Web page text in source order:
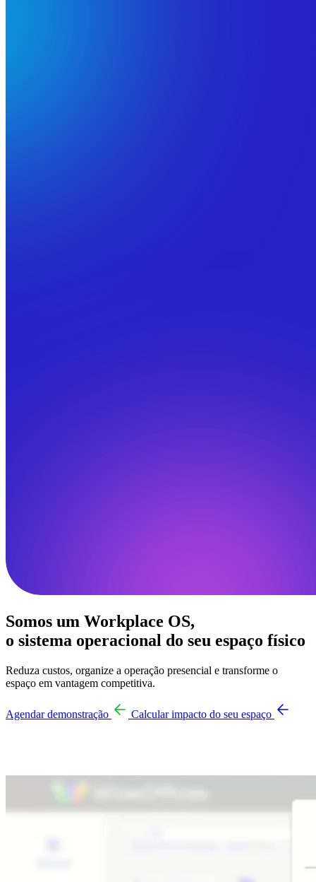
Somos um Workplace OS,
o sistema operacional do seu espaço físico
Reduza custos, organize a operação presencial e transforme o
espaço em vantagem competitiva.
Agendar demonstração Calcular impacto do seu espaço